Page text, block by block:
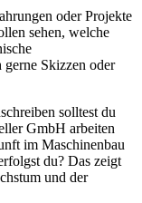
oder Projekte
sehen, welche
gerne Skizzen oder
solltest du
GmbH arbeiten
im Maschinenbau
du? Das zeigt
und der